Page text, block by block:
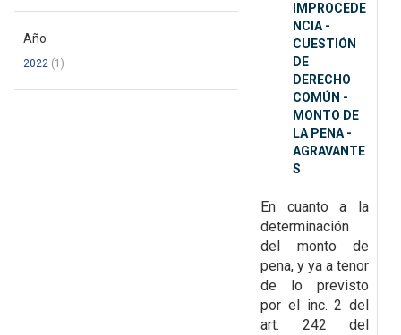
Año
2022 (1)
IMPROCEDE
NCIA -
CUESTIÓN
DE
DERECHO
COMÚN -
MONTO DE
LA PENA -
AGRAVANTE
S
En cuanto a la
determinación
del monto de
pena, y ya a tenor
de lo previsto
por el inc. 2 del
art. 242 del